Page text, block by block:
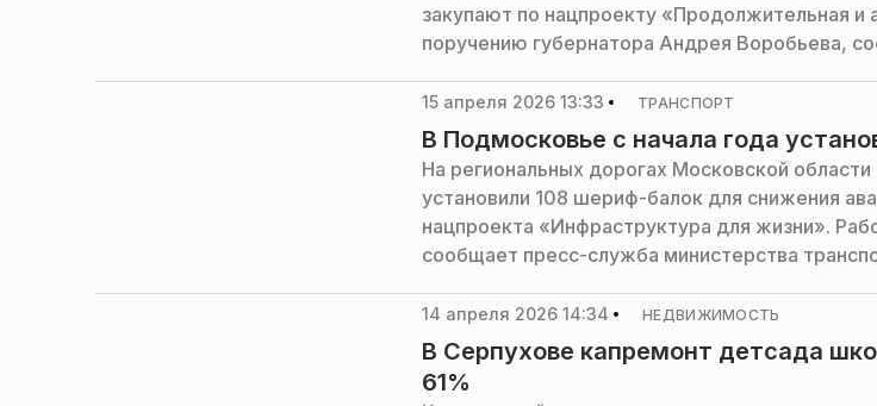
закупают по нацпроекту «Продолжительная и
поручению губернатора Андрея Воробьева,
15 апреля 2026 13:33 ТРАНСПОРТ
В Подмосковье с начала года
На региональных дорогах Московской области
установили 108 шериф-балок для снижения
нацпроекта «Инфраструктура для жизни».
сообщает пресс-служба министерства
14 апреля 2026 14:34 НЕДВИЖИМОСТЬ
В Серпухове капремонт детсада
61%